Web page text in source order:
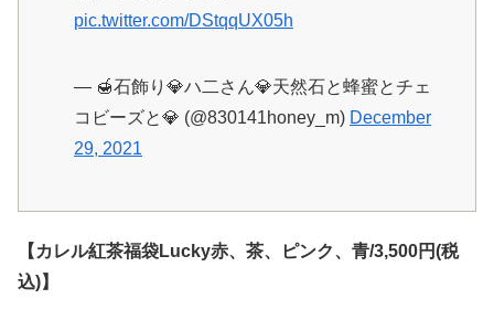
pic.twitter.com/DStqqUX05h
— 🍯石飾り💎ハ二さん💎天然石と蜂蜜とチェ
コビーズと💎 (@830141honey_m) December
29, 2021
【カレル紅茶福袋Lucky赤、茶、ピンク、青/3,500円(税
込)】